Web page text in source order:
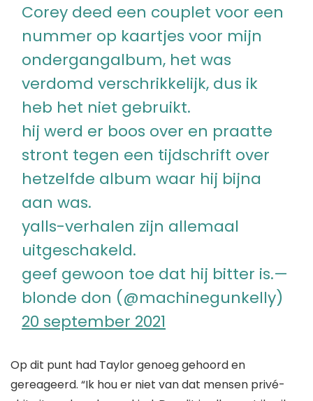
Corey deed een couplet voor een
nummer op kaartjes voor mijn
ondergangalbum, het was
verdomd verschrikkelijk, dus ik
heb het niet gebruikt.
hij werd er boos over en praatte
stront tegen een tijdschrift over
hetzelfde album waar hij bijna
aan was.
yalls-verhalen zijn allemaal
uitgeschakeld.
geef gewoon toe dat hij bitter is.—
blonde don (@machinegunkelly)
20 september 2021
Op dit punt had Taylor genoeg gehoord en
gereageerd. “Ik hou er niet van dat mensen privé-